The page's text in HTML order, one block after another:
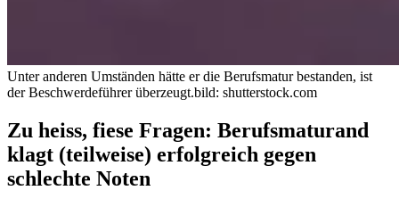
Unter anderen Umständen hätte er die Berufsmatur bestanden, ist
der Beschwerdeführer überzeugt.bild: shutterstock.com
Zu heiss, fiese Fragen: Berufsmaturand
klagt (teilweise) erfolgreich gegen
schlechte Noten